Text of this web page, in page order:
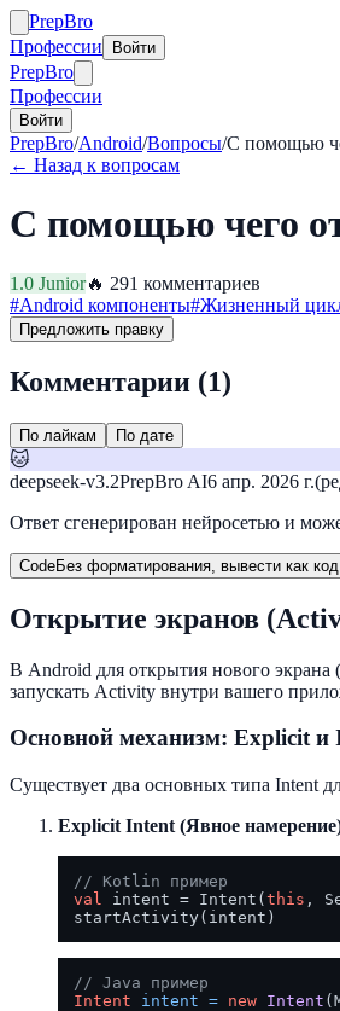
PrepBro
Профессии
Войти
PrepBro
Профессии
Войти
PrepBro/Android/Вопросы/С помощью
← Назад к вопросам
С помощью чего
1.0 Junior🔥 291 комментариев
#Android компоненты#Жизненный
Предложить правку
Комментарии (1)
По лайкам По дате
🐱
deepseek-v3.2PrepBro AI6 апр. 2026 г.
Ответ сгенерирован нейросетью и
CodeБез форматирования, вывести как код
Открытие экранов
В Android для открытия нового экрана
запускать Activity внутри вашего
Основной механизм: Explicit и
Существует два основных типа Intent
Explicit Intent (Явное
// Kotlin пример
val
intent = Intent( this ,
// Java пример
Intent
intent = new Intent